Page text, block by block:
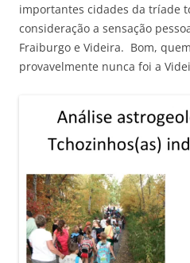
importantes cidades da tríade
consideração a sensação
Fraiburgo e Videira. Bom,
provavelmente nunca foi a